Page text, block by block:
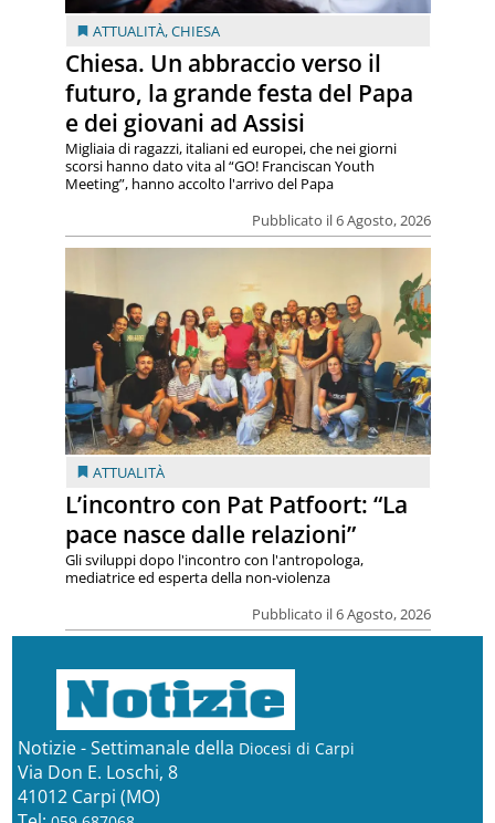
ATTUALITÀ,CHIESA
Chiesa. Un abbraccio verso il
futuro, la grande festa del Papa
e dei giovani ad Assisi
Pubblicato il 6 Agosto, 2026
Migliaia di ragazzi, italiani ed europei, che nei giorni
scorsi hanno dato vita al “GO! Franciscan Youth
Meeting”, hanno accolto l'arrivo del Papa
ATTUALITÀ
L’incontro con Pat Patfoort: “La
pace nasce dalle relazioni”
Pubblicato il 6 Agosto, 2026
Gli sviluppi dopo l'incontro con l'antropologa,
mediatrice ed esperta della non-violenza
Notizie - Settimanale della Diocesi di Carpi
Via Don E. Loschi, 8
41012 Carpi (MO)